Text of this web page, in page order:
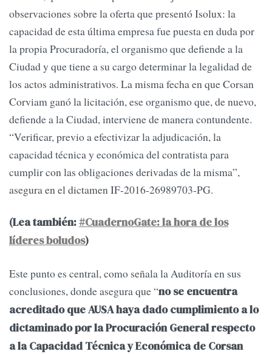
observaciones sobre la oferta que presentó Isolux: la
capacidad de esta última empresa fue puesta en duda por
la propia Procuradoría, el organismo que defiende a la
Ciudad y que tiene a su cargo determinar la legalidad de
los actos administrativos. La misma fecha en que Corsan
Corviam ganó la licitación, ese organismo que, de nuevo,
defiende a la Ciudad, interviene de manera contundente.
“Verificar, previo a efectivizar la adjudicación, la
capacidad técnica y económica del contratista para
cumplir con las obligaciones derivadas de la misma”,
asegura en el dictamen IF-2016-26989703-PG.
(Lea también:#CuadernoGate: la hora de los
líderes boludos)
Este punto es central, como señala la Auditoría en sus
conclusiones, donde asegura que “no se encuentra
acreditado que AUSA haya dado cumplimiento a lo
dictaminado por la Procuración General respecto
a la Capacidad Técnica y Económica de Corsan